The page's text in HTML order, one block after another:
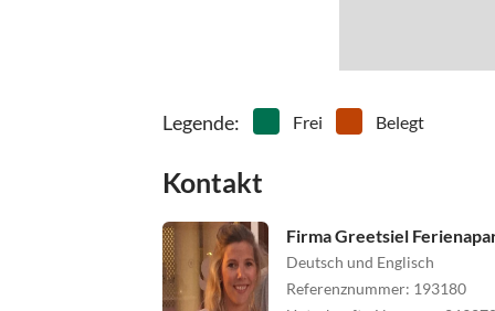
Legende: Frei Belegt
Kontakt
Firma Greetsiel
Deutsch und Englisch
Referenznummer: 193180